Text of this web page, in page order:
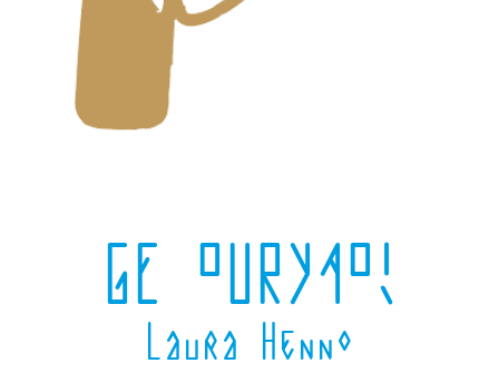
GE OURYAO!
Laura Henno